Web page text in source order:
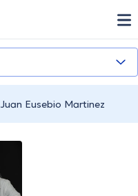
Juan Eusebio Martinez